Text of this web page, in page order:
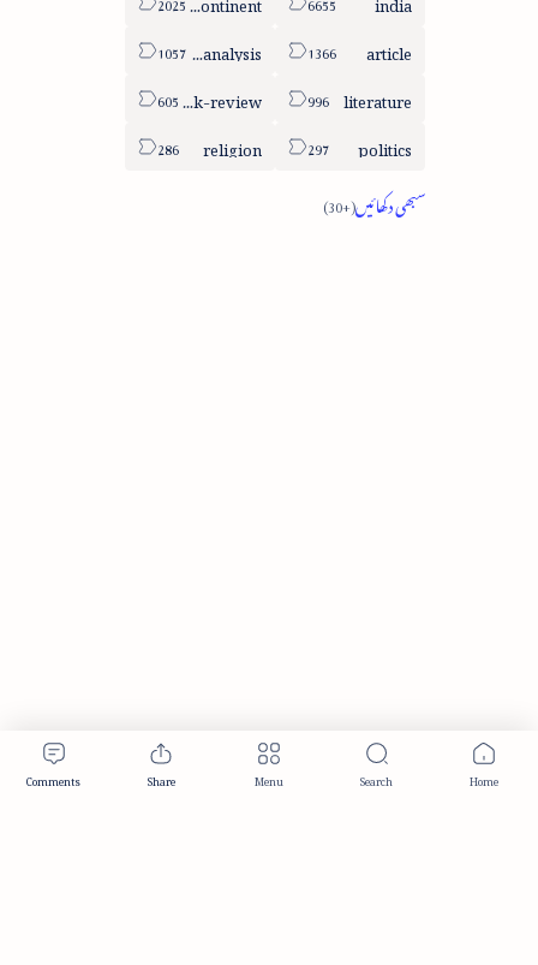
article
column-analysis
literature
book-review
politics
religion